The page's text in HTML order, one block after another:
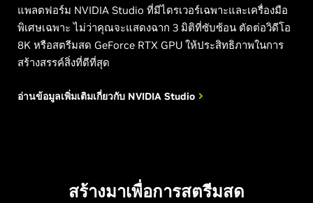
แพลตฟอร์ม NVIDIA Studio ที่มีไดรเวอร์เฉพาะและเครื่องมือ
พิเศษเฉพาะ ไม่ว่าคุณจะแสดงฉาก 3 มิติที่ซับซ้อน ตัดต่อวิดีโอ
8K หรือสตรีมสด GeForce RTX GPU ให้ประสิทธิภาพในการ
สร้างสรรค์สิ่งที่ดีที่สุด
อ่านข้อมูลเพิ่มเติมเกี่ยวกับ NVIDIA Studio
สร้างมาเพื่อการสตรีมสด